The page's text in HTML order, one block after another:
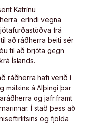
Katrínu
erindi vegna
frá
að ráðherra beiti sér
til að brjóta gegn
Íslands.
ráðherra hafi verið í
málsins á Alþingi þar
og jafnframt
Í stað þess að
og fjölda